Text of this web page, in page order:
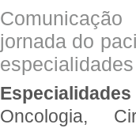
jornada do
Oncologia,